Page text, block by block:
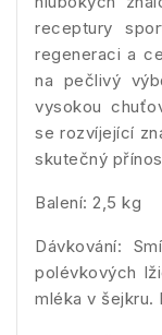
receptury
regeneraci a
na pečlivý
vysokou
se rozvíjející
skutečný
Balení: 2,5 kg
Dávkování:
polévkových
mléka v šejkru.